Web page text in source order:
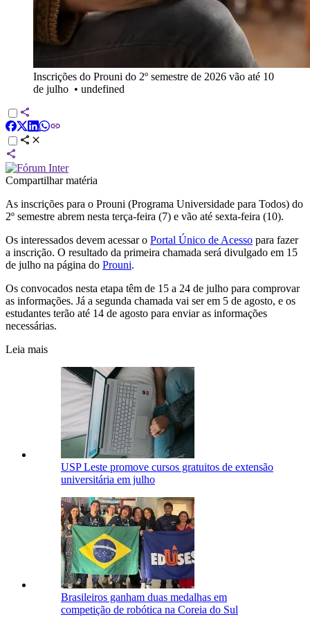
Inscrições do Prouni do 2º semestre de 2026 vão até 10
de julho • undefined
Compartilhar matéria
As inscrições para o Prouni (Programa Universidade para Todos) do
2º semestre abrem nesta terça-feira (7) e vão até sexta-feira (10).
Os interessados devem acessar o Portal Único de Acesso para fazer
a inscrição. O resultado da primeira chamada será divulgado em 15
de julho na página do Prouni.
Os convocados nesta etapa têm de 15 a 24 de julho para comprovar
as informações. Já a segunda chamada vai ser em 5 de agosto, e os
estudantes terão até 14 de agosto para enviar as informações
necessárias.
Leia mais
USP Leste promove cursos gratuitos de extensão
universitária em julho
Brasileiros ganham duas medalhas em
competição de robótica na Coreia do Sul